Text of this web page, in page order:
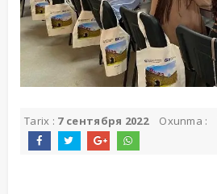
Tarix : 7 сентября 2022 Oxunma :